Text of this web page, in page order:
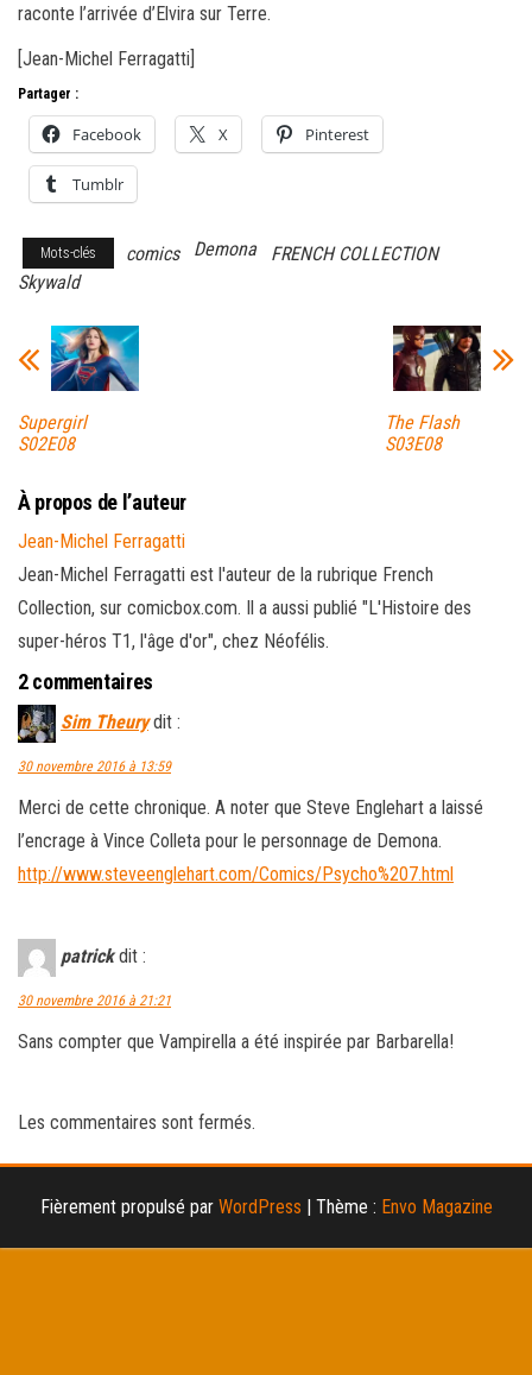
raconte l’arrivée d’Elvira sur Terre.
[Jean-Michel Ferragatti]
Partager :
Facebook X Pinterest
Tumblr
Mots-clés comics Demona
FRENCH COLLECTION
Skywald
Supergirl
S02E08
The Flash
S03E08
À propos de l’auteur
Jean-Michel Ferragatti
Jean-Michel Ferragatti est l'auteur de la rubrique French
Collection, sur comicbox.com. Il a aussi publié "L'Histoire des
super-héros T1, l'âge d'or", chez Néofélis.
2 commentaires
Sim Theury dit :
30 novembre 2016 à 13:59
Merci de cette chronique. A noter que Steve Englehart a laissé
l’encrage à Vince Colleta pour le personnage de Demona.
http://www.steveenglehart.com/Comics/Psycho%207.html
patrick dit :
30 novembre 2016 à 21:21
Sans compter que Vampirella a été inspirée par Barbarella!
Les commentaires sont fermés.
Fièrement propulsé par WordPress Thème : Envo Magazine